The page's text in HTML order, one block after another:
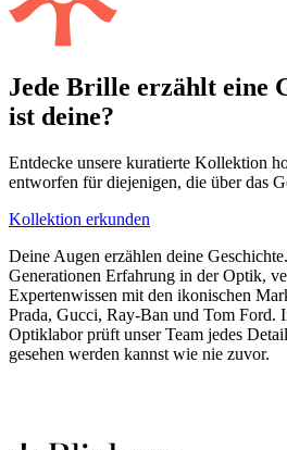
Jede Brille erzählt eine
ist deine?
Entdecke unsere kuratierte Kollektion
entworfen für diejenigen, die über das
Kollektion erkunden
Deine Augen erzählen deine
Generationen Erfahrung in der Optik,
Expertenwissen mit den ikonischen
Prada, Gucci, Ray-Ban und Tom Ford.
Optiklabor prüft unser Team jedes
gesehen werden kannst wie nie zuvor.